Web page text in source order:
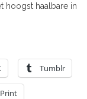
hoogst haalbare in
Tumblr
Print